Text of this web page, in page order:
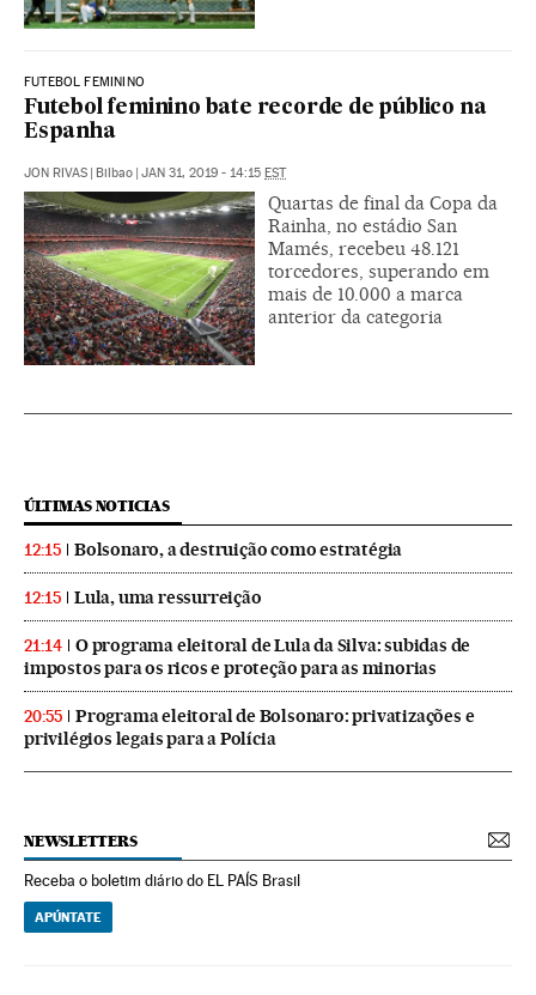
FUTEBOL FEMININO
Futebol feminino bate recorde de público na
Espanha
JON RIVAS Bilbao JAN 31, 2019 - 14:15 EST
Quartas de final da Copa da
Rainha, no estádio San
Mamés, recebeu 48.121
torcedores, superando em
mais de 10.000 a marca
anterior da categoria
ÚLTIMAS NOTICIAS
12:15 Bolsonaro, a destruição como estratégia
12:15 Lula, uma ressurreição
21:14
O programa eleitoral de Lula da Silva: subidas de
impostos para os ricos e proteção para as minorias
20:55
Programa eleitoral de Bolsonaro: privatizações e
privilégios legais para a Polícia
NEWSLETTERS
Receba o boletim diário do EL PAÍS Brasil
APÚNTATE